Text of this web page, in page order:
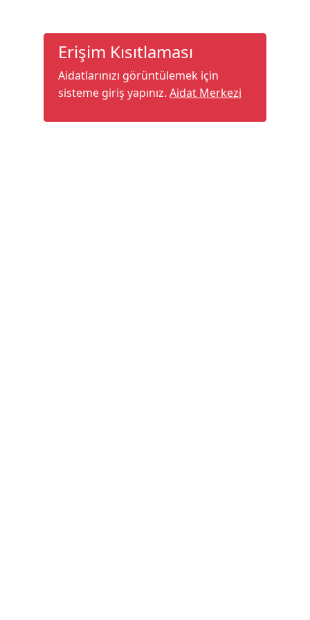
Erişim Kısıtlaması
Aidatlarınızı görüntülemek için
sisteme giriş yapınız. Aidat Merkezi